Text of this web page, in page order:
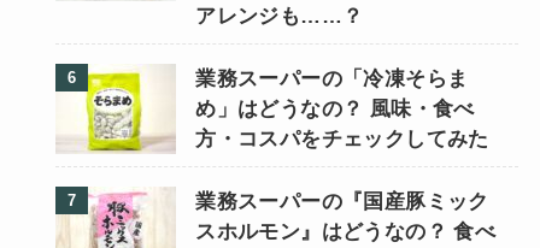
アレンジも……？
業務スーパーの「冷凍そらま
め」はどうなの？ 風味・食べ
方・コスパをチェックしてみた
業務スーパーの『国産豚ミック
スホルモン』はどうなの？ 食べ